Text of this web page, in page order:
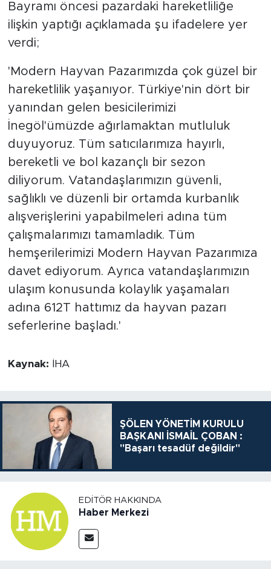
Bayramı öncesi pazardaki hareketliliğe
ilişkin yaptığı açıklamada şu ifadelere yer
verdi;
'Modern Hayvan Pazarımızda çok güzel bir
hareketlilik yaşanıyor. Türkiye'nin dört bir
yanından gelen besicilerimizi
İnegöl'ümüzde ağırlamaktan mutluluk
duyuyoruz. Tüm satıcılarımıza hayırlı,
bereketli ve bol kazançlı bir sezon
diliyorum. Vatandaşlarımızın güvenli,
sağlıklı ve düzenli bir ortamda kurbanlık
alışverişlerini yapabilmeleri adına tüm
çalışmalarımızı tamamladık. Tüm
hemşerilerimizi Modern Hayvan Pazarımıza
davet ediyorum. Ayrıca vatandaşlarımızın
ulaşım konusunda kolaylık yaşamaları
adına 612T hattımız da hayvan pazarı
seferlerine başladı.'
Kaynak: İHA
ŞÖLEN YÖNETİM KURULU
BAŞKANI İSMAİL ÇOBAN :
"Başarı tesadüf değildir"
EDITÖR HAKKINDA
Haber Merkezi